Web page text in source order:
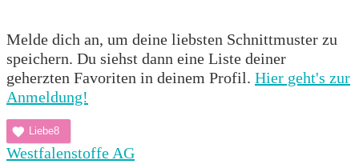
Melde dich an, um deine liebsten Schnittmuster zu
speichern. Du siehst dann eine Liste deiner
geherzten Favoriten in deinem Profil. Hier geht's zur
Anmeldung!
Liebe8
Westfalenstoffe AG